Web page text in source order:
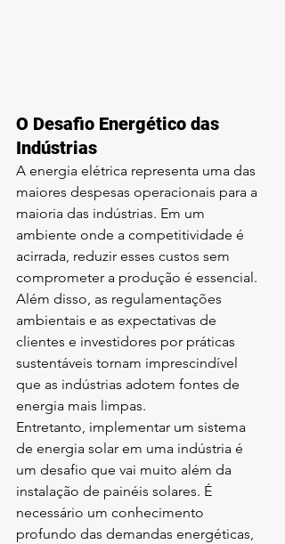
O Desafio Energético das
Indústrias
A energia elétrica representa uma das
maiores despesas operacionais para a
maioria das indústrias. Em um
ambiente onde a competitividade é
acirrada, reduzir esses custos sem
comprometer a produção é essencial.
Além disso, as regulamentações
ambientais e as expectativas de
clientes e investidores por práticas
sustentáveis tornam imprescindível
que as indústrias adotem fontes de
energia mais limpas.
Entretanto, implementar um sistema
de energia solar em uma indústria é
um desafio que vai muito além da
instalação de painéis solares. É
necessário um conhecimento
profundo das demandas energéticas,